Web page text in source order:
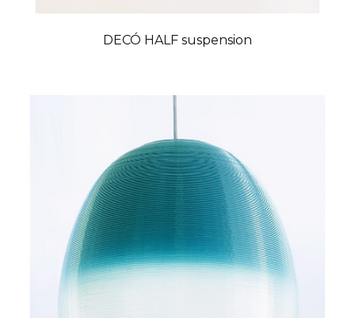
DECÓ HALF suspension